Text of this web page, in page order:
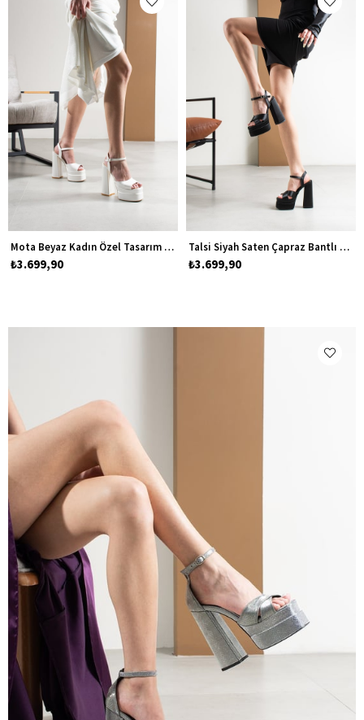
Mota Beyaz Kadın Özel Tasarım Yüksek Topuklu Platform Gelinlik Ayakkabısı
₺3.699,90
Talsi Siyah Saten Çapraz Bantlı Kadın Özel Tasarım Yüksek Topuklu Platform Ayakkabı
₺3.699,90